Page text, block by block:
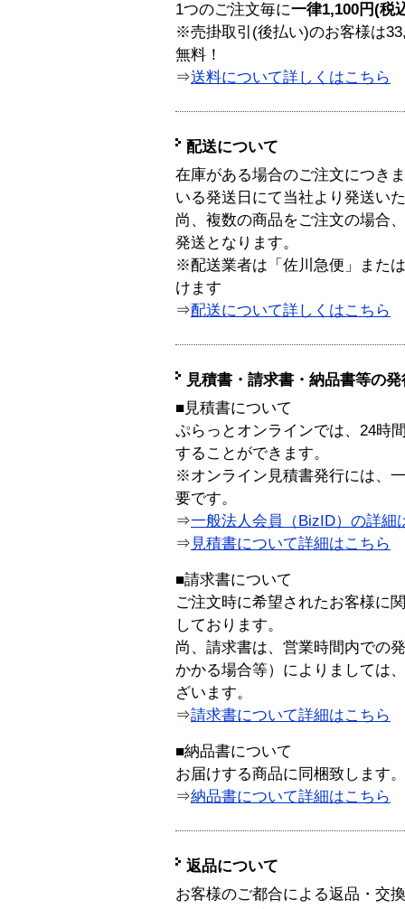
1つのご注文毎に一律1,100円(税
※売掛取引(後払い)のお客様は
無料！
⇒送料について詳しくはこちら
配送について
在庫がある場合のご注文につき
いる発送日にて当社より発送い
尚、複数の商品をご注文の場合
発送となります。
※配送業者は「佐川急便」また
けます
⇒配送について詳しくはこちら
見積書・請求書・納品書等の
■見積書について
ぷらっとオンラインでは、24時
することができます。
※オンライン見積書発行には、
要です。
⇒一般法人会員（BizID）の詳細
⇒ 見積書について詳細はこちら
■請求書について
ご注文時に希望されたお客様に
しております。
尚、請求書は、営業時間内での
かかる場合等）によりましては
ざいます。
⇒請求書について詳細はこちら
■納品書について
お届けする商品に同梱致します。
⇒納品書について詳細はこちら
返品について
お客様のご都合による返品・交